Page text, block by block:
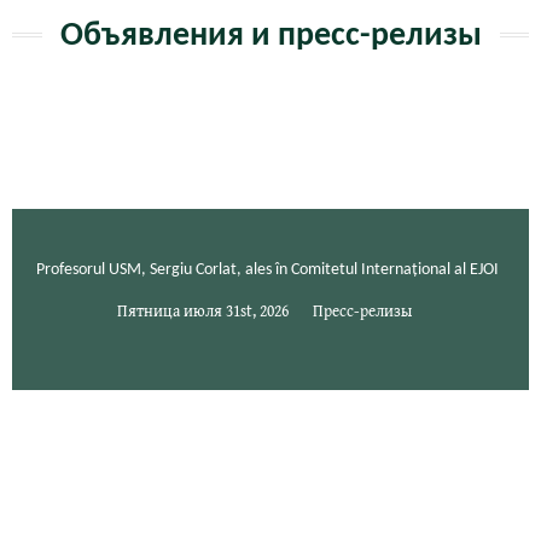
Объявления и пресс-релизы
Profesorul USM, Sergiu Corlat, ales în Comitetul Internațional al EJOI
Пятница июля 31st, 2026 Пресс-релизы